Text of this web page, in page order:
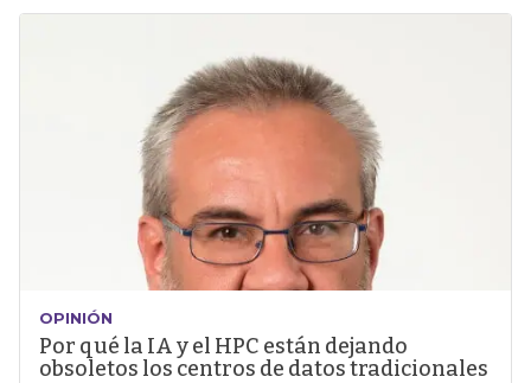
OPINIÓN
Por qué la IA y el HPC están dejando
obsoletos los centros de datos tradicionales